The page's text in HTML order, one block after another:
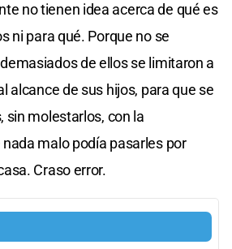
no tienen idea acerca de qué es
ni para qué. Porque no se
de ellos se limitaron a
alcance de sus hijos, para que se
sin molestarlos, con la
malo podía pasarles por
Craso error.